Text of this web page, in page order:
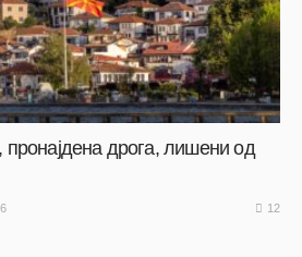
дрога, лишени од
12